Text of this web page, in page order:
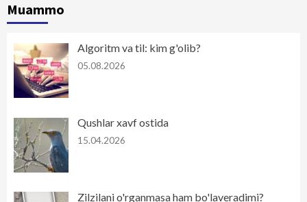
Muammo
Algoritm va til: kim g'olib?
05.08.2026
Qushlar xavf ostida
15.04.2026
Zilzilani o'rganmasa ham bo'laveradimi?